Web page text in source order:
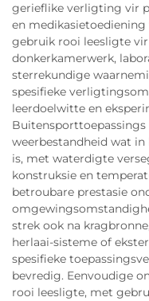
gerieflike verligting vir
en
gebruik rooi leesligte vir
donkerkamerwerk,
sterrekundige
spesifieke
leerdoelwitte en
weerbestandheid wat
is, met waterdigte
konstruksie en
betroubare prestasie
strek ook na
herlaai-sisteme of
spesifieke
bevredig. Eenvoudige
rooi leesligte, met